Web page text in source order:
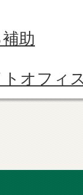
助
オフィ